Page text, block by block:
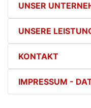
UNSER
UNSERE
KONTAKT
IMPRESSUM -